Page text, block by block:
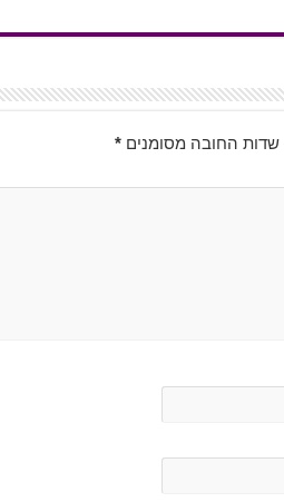
שדות החובה מסומנים*